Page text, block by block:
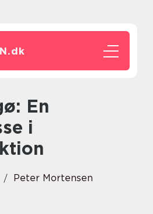
dk
i
Peter Mortensen